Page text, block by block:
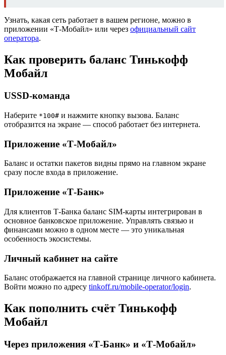
Узнать, какая сеть работает в вашем регионе, можно в
приложении «Т-Мобайл» или через официальный сайт
оператора.
Как проверить баланс Тинькофф
Мобайл
USSD-команда
Наберите *100# и нажмите кнопку вызова. Баланс
отобразится на экране — способ работает без интернета.
Приложение «Т-Мобайл»
Баланс и остатки пакетов видны прямо на главном экране
сразу после входа в приложение.
Приложение «Т-Банк»
Для клиентов Т-Банка баланс SIM-карты интегрирован в
основное банковское приложение. Управлять связью и
финансами можно в одном месте — это уникальная
особенность экосистемы.
Личный кабинет на сайте
Баланс отображается на главной странице личного кабинета.
Войти можно по адресу tinkoff.ru/mobile-operator/login.
Как пополнить счёт Тинькофф
Мобайл
Через приложения «Т-Банк» и «Т-Мобайл»